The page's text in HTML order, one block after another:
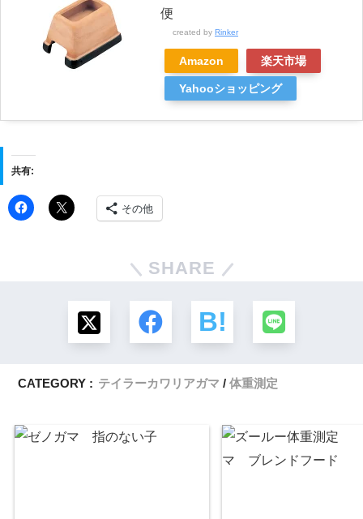
便
created by Rinker
Amazon 楽天市場
Yahooショッピング
共有:
その他
SHARE
CATEGORY : テイラーカワリアガマ 体重測定